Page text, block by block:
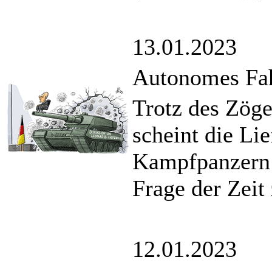
13.01.2023
Autonomes
Trotz des
scheint die
Frage der Zeit
12.01.2023